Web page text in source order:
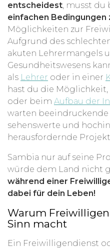
entscheidest, musst du
einfachen Bedingungen
Möglichkeiten zur
Aufgrund des
akuten Lehrermangels
Gesundheitswesens
als Lehrer oder in einer
hast du die Möglichkeit,
oder beim Aufbau der
warten beeindruckende
sehenswerte und
herausfordernde
Sambia nur auf seine
würde dem Land nicht
während einer
dabei für dein Leben!
Warum
Sinn macht
Ein Freiwilligendienst